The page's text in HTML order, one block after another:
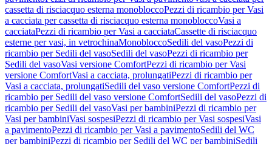
cassetta di risciacquo esterna monobloccoPezzi di ricambio per Vasi
a cacciata per cassetta di risciacquo esterna monobloccoVasi a
cacciataPezzi di ricambio per Vasi a cacciataCassette di risciacquo
esterne per vasi, in vetrochinaMonobloccoSedili del vasoPezzi di
ricambio per Sedili del vasoSedili del vasoPezzi di ricambio per
Sedili del vasoVasi versione ComfortPezzi di ricambio per Vasi
versione ComfortVasi a cacciata, prolungatiPezzi di ricambio per
Vasi a cacciata, prolungatiSedili del vaso versione ComfortPezzi di
ricambio per Sedili del vaso versione ComfortSedili del vasoPezzi di
ricambio per Sedili del vasoVasi per bambiniPezzi di ricambio per
Vasi per bambiniVasi sospesiPezzi di ricambio per Vasi sospesiVasi
a pavimentoPezzi di ricambio per Vasi a pavimentoSedili del WC
per bambiniPezzi di ricambio per Sedili del WC per bambiniSedili